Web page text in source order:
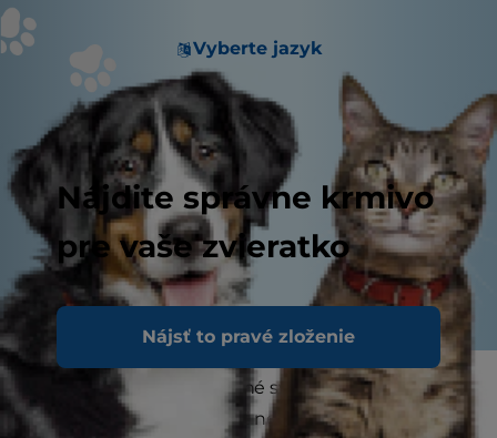
Vyberte jazyk
Nájdite správne krmivo
pre vaše zvieratko
Nájsť to pravé zloženie
Trápi vášho psa nadmerné svrbenie? Nadmerné
svrbenie u psa môže byť nepríjemné pre vás aj